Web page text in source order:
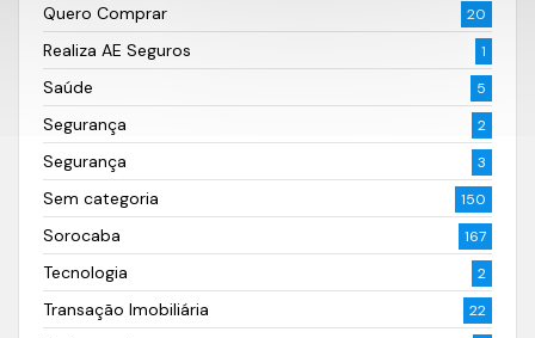
Quero Comprar 20
Realiza AE Seguros 1
Saúde 5
Segurança 2
Segurança 3
Sem categoria 150
Sorocaba 167
Tecnologia 2
Transação Imobiliária 22